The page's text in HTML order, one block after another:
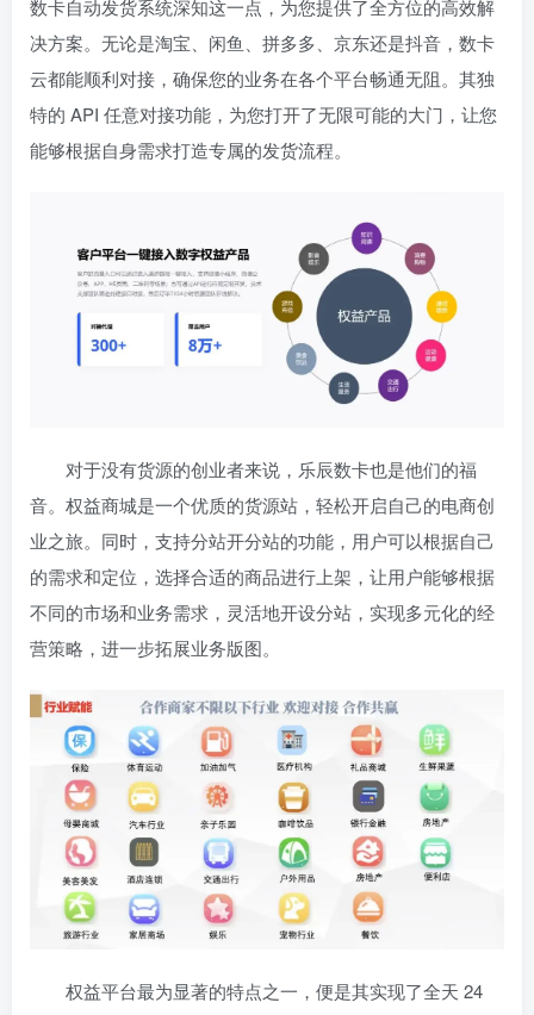
数卡自动发货系统深知这一点，为您提供了全方位的高效解
决方案。无论是淘宝、闲鱼、拼多多、京东还是抖音，数卡
云都能顺利对接，确保您的业务在各个平台畅通无阻。其独
特的 API 任意对接功能，为您打开了无限可能的大门，让您
能够根据自身需求打造专属的发货流程。
对于没有货源的创业者来说，乐辰数卡也是他们的福
音。权益商城是一个优质的货源站，轻松开启自己的电商创
业之旅。同时，支持分站开分站的功能，用户可以根据自己
的需求和定位，选择合适的商品进行上架，让用户能够根据
不同的市场和业务需求，灵活地开设分站，实现多元化的经
营策略，进一步拓展业务版图。
权益平台最为显著的特点之一，便是其实现了全天 24